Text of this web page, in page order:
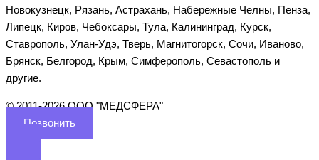
Новокузнецк, Рязань, Астрахань, Набережные Челны, Пенза,
Липецк, Киров, Чебоксары, Тула, Калининград, Курск,
Ставрополь, Улан-Удэ, Тверь, Магнитогорск, Сочи, Иваново,
Брянск, Белгород, Крым, Симферополь, Севастополь и
другие.
©️ 2011-2026 ООО "МЕДСФЕРА"
Позвонить